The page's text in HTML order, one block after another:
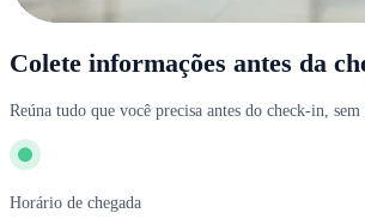
Colete informações antes da
Reúna tudo que você precisa antes do check-in,
Horário de chegada